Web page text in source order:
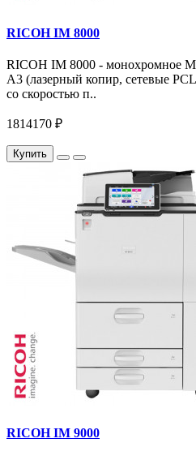
RICOH IM 8000
RICOH IM 8000 - монохромное
А3 (лазерный копир, сетевые
со скоростью п..
1814170 ₽
Купить
RICOH IM 9000